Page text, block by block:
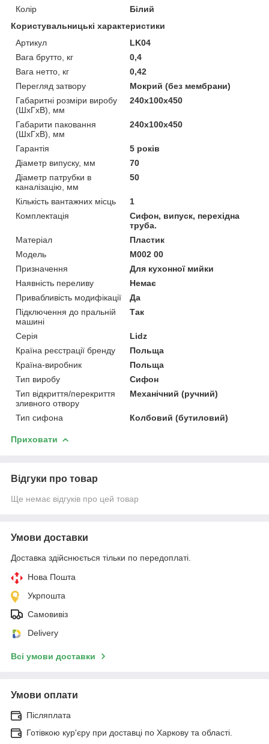
Колір
Білий
Користувальницькі характеристики
Артикул
LK04
Вага брутто, кг
0,4
Вага нетто, кг
0,42
Перегляд затвору
Мокрий (без мембрани)
Габаритні розміри виробу
(ШхГхВ), мм
240х100х450
Габарити паковання
(ШхГхВ), мм
240х100х450
Гарантія
5 років
Діаметр випуску, мм
70
Діаметр патрубки в
каналізацію, мм
50
Кількість вантажних місць
1
Комплектація
Сифон, випуск, перехідна
труба.
Матеріал
Пластик
Мoдель
M002 00
Призначення
Для кухонної мийки
Наявність переливу
Немає
Привабливість модифікації
Да
Підключення до пральній
машині
Так
Серія
Lidz
Країна реєстрації бренду
Польща
Країна-виробник
Польща
Тип виробу
Сифон
Тип відкриття/перекриття
зливного отвору
Механічний (ручний)
Тип сифона Колбовий (бутиловий)
Приховати
Відгуки про товар
Ще немає відгуків про цей товар
Умови доставки
Доставка здійснюється тільки по передоплаті.
Нова Пошта
Укрпошта
Самовивіз
Delivery
Всі умови доставки
Умови оплати
Післяплата
Готівкою кур'єру при доставці по Харкову та області.